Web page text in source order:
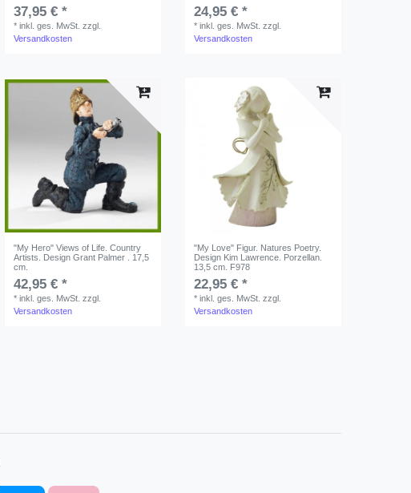
37,95 € *
*inkl. ges. MwSt. zzgl.
Versandkosten
24,95 € *
*inkl. ges. MwSt. zzgl.
Versandkosten
"My Hero" Views of Life. Country
Artists. Design Grant Palmer . 17,5
cm.
42,95 € *
*inkl. ges. MwSt. zzgl.
Versandkosten
"My Love" Figur. Natures Poetry.
Design Kim Lawrence. Porzellan.
13,5 cm. F978
22,95 € *
*inkl. ges. MwSt. zzgl.
Versandkosten